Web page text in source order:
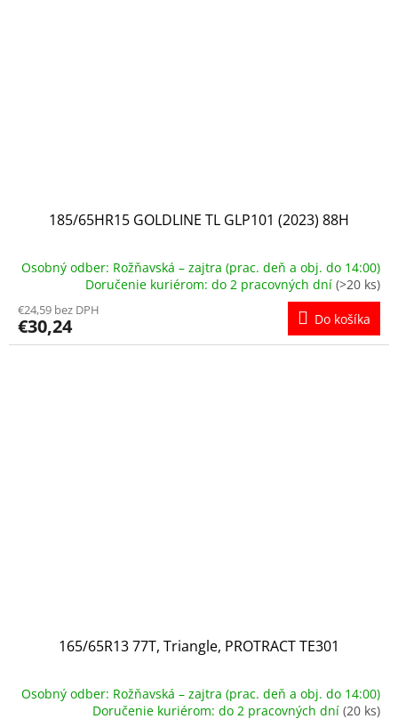
185/65HR15 GOLDLINE TL GLP101 (2023) 88H
Osobný odber: Rožňavská – zajtra (prac. deň a obj. do 14:00)
Doručenie kuriérom: do 2 pracovných dní (>20 ks)
€24,59 bez DPH
€30,24 Do košíka
165/65R13 77T, Triangle, PROTRACT TE301
Osobný odber: Rožňavská – zajtra (prac. deň a obj. do 14:00)
Doručenie kuriérom: do 2 pracovných dní (20 ks)